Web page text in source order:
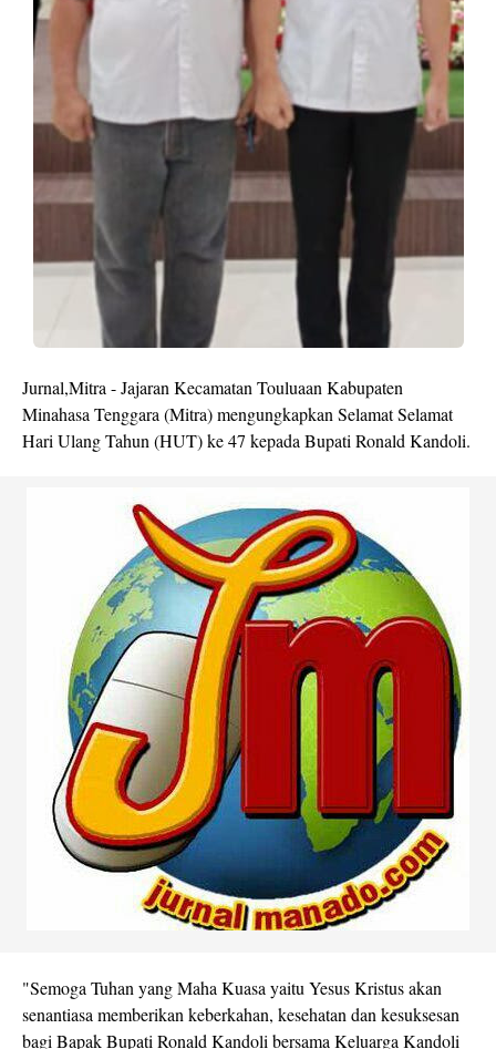
Jurnal,Mitra - Jajaran Kecamatan Touluaan Kabupaten
Minahasa Tenggara (Mitra) mengungkapkan Selamat Selamat
Hari Ulang Tahun (HUT) ke 47 kepada Bupati Ronald Kandoli.
"Semoga Tuhan yang Maha Kuasa yaitu Yesus Kristus akan
senantiasa memberikan keberkahan, kesehatan dan kesuksesan
bagi Bapak Bupati Ronald Kandoli bersama Keluarga Kandoli